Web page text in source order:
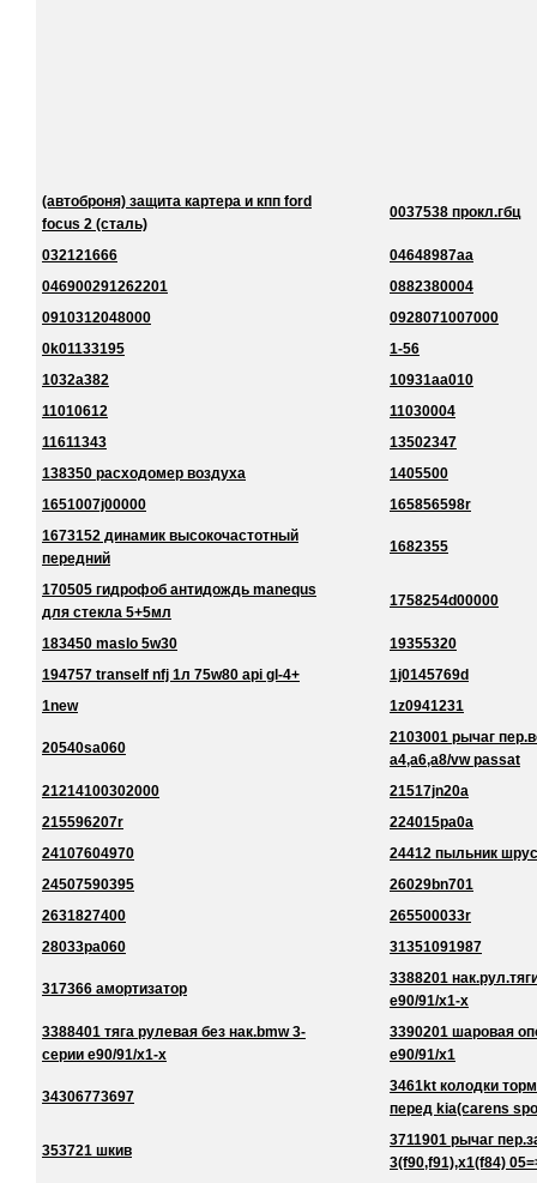
(автоброня) защита картера и кпп ford
focus 2 (сталь)
0037538 прокл.гбц
032121666
04648987aa
046900291262201
0882380004
0910312048000
0928071007000
0k01133195
1-56
1032a382
10931aa010
11010612
11030004
11611343
13502347
138350 расходомер воздуха
1405500
1651007j00000
165856598r
1673152 динамик высокочастотный
передний
1682355
170505 гидрофоб антидождь manequs
для стекла 5+5мл
1758254d00000
183450 maslo 5w30
19355320
194757 tranself nfj 1л 75w80 api gl-4+
1j0145769d
1new
1z0941231
20540sa060
2103001 рычаг
a4,a6,a8/vw passat
21214100302000
21517jn20a
215596207r
224015pa0a
24107604970
24412 пыльник
24507590395
26029bn701
2631827400
265500033r
28033pa060
31351091987
317366 амортизатор
3388201
e90/91/x1-x
3388401 тяга рулевая без нак.bmw 3-
серии e90/91/x1-x
3390201 шаровая
e90/91/x1
34306773697
3461kt колодки
перед kia(carens
353721 шкив
3711901 рычаг
3(f90,f91),x1(f84)